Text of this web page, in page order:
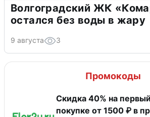
Волгоградский ЖК
остался без воды в жару
9 августа 3
Промокоды
Скидка 40% на
покупке от 1500 ₽ в